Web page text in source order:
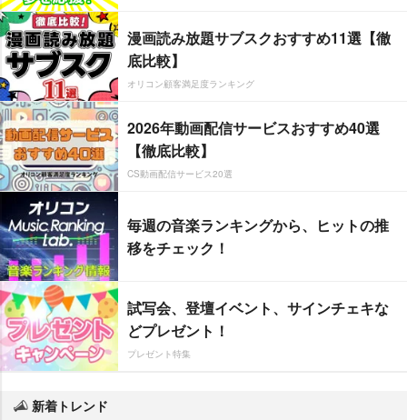
漫画読み放題サブスクおすすめ11選【徹
底比較】
オリコン顧客満足度ランキング
2026年動画配信サービスおすすめ40選
【徹底比較】
CS動画配信サービス20選
毎週の音楽ランキングから、ヒットの推
移をチェック！
試写会、登壇イベント、サインチェキな
どプレゼント！
プレゼント特集
新着トレンド